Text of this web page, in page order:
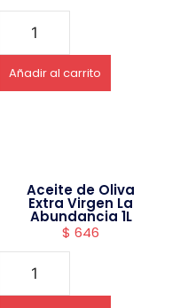
Añadir al carrito
Aceite de Oliva
Extra Virgen La
Abundancia 1L
$ 646